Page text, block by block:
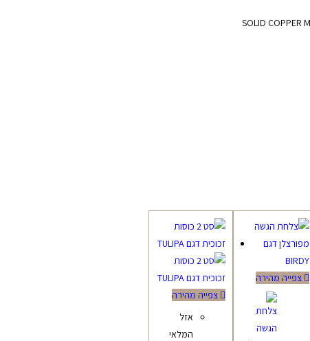
צפייה מהירה
צפייה מהירה
אזל
המלאי